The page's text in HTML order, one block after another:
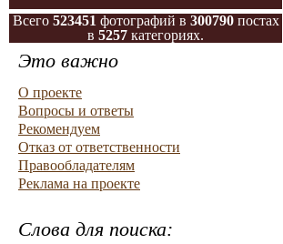
Всего 523451 фотографий в 300790постах
в 5257 категориях.
Это важно
О проекте
Вопросы и ответы
Рекомендуем
Отказ от ответственности
Правообладателям
Реклама на проекте
Слова для поиска: